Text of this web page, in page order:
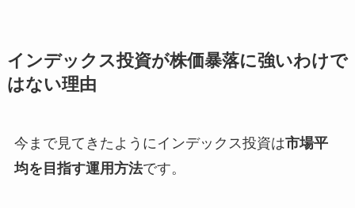
インデックス投資が株価暴落に強いわけで
はない理由
今まで見てきたようにインデックス投資は市場平
均を目指す運用方法です。